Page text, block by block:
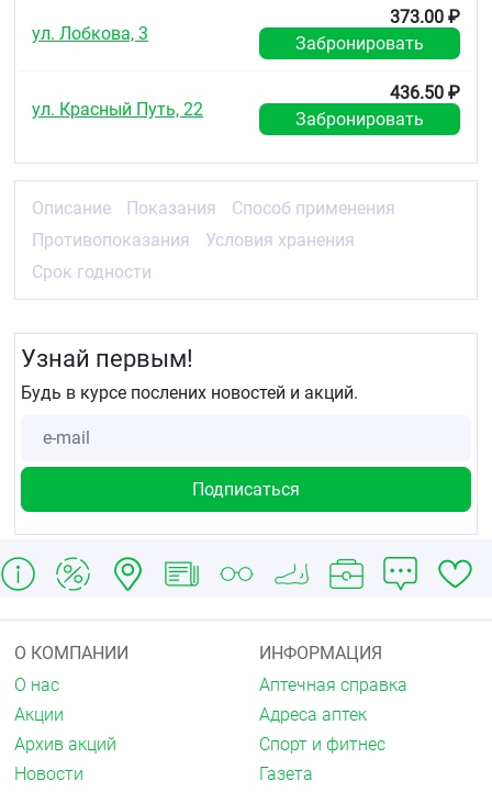
ул. Лобкова, 3
373.00 ₽
Забронировать
ул. Красный Путь, 22
436.50 ₽
Забронировать
Описание Показания
Способ применения
Противопоказания
Условия хранения
Срок годности
Узнай первым!
Будь в курсе послених новостей и акций.
О КОМПАНИИ
О нас
Акции
Архив акций
Новости
ИНФОРМАЦИЯ
Аптечная справка
Адреса аптек
Спорт и фитнес
Газета